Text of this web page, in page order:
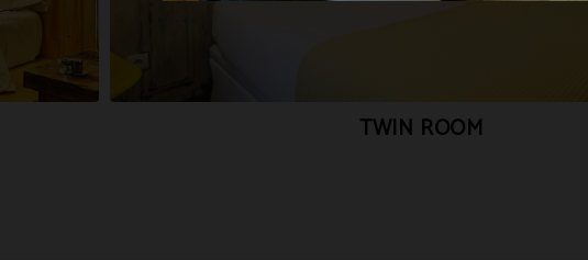
TWIN ROOM